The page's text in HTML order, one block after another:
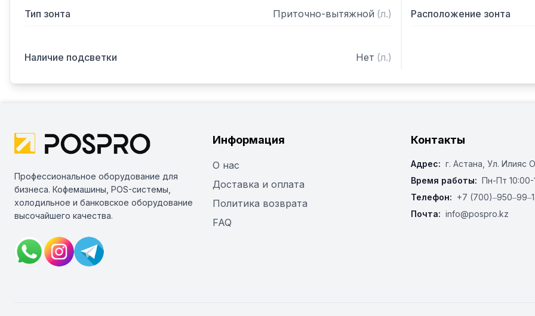
Тип зонта Приточно-вытяжной (л.) Расположение зонта
Наличие подсветки Нет (л.)
Профессиональное оборудование для
бизнеса. Кофемашины, POS-системы,
холодильное и банковское оборудование
высочайшего качества.
Информация
О нас
Доставка и оплата
Политика возврата
FAQ
Контакты
Адрес: г. Астана, ​Ул. Илияс
Время работы: Пн-Пт 10:00-
Телефон: +7
Почта: info@pospro.kz